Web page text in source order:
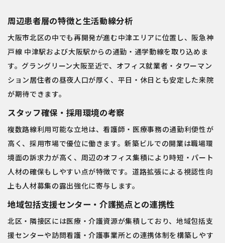
周辺患者層の特徴と生活動線分析
大阪市北区の中でも再開発が進む中津エリアに位置し、 阪急神
戸線 中津駅および大阪駅からの通勤・通学動線を取り込めま
す。 グラングリーン大阪至近で、オフィス就業者・タワーマン
ション居住者の昼夜人口が厚く、平日・休日とも安定した来院
が期待できます。
スタッフ確保・採用環境の考察
複数路線利用可能な立地は、看護師・医療事務の通勤利便性が
高く、採用市場で優位に働きます。新築ビルでの開業は職場環
境面の訴求力が高く、周辺のオフィス集積により時短・パート
人材の確保もしやすい点が特徴です。道路拡張による視認性向
上も人材募集の露出強化に寄与します。
地域包括支援センター・介護拠点との連携性
北区・隣接区には医療・介護資源が集積しており、地域包括支
援センターや訪問看護・介護事業所との連携体制を構築しやす